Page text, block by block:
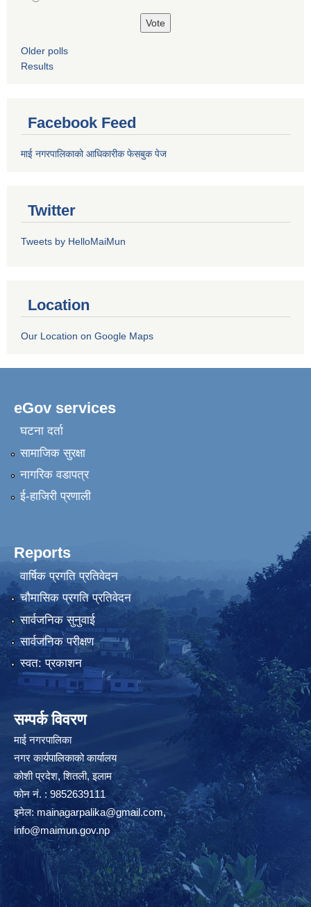
Older polls
Results
Facebook Feed
माई नगरपालिकाको आधिकारीक फेसबुक पेज
Twitter
Tweets by HelloMaiMun
Location
Our Location on Google Maps
eGov services
घटना दर्ता
सामाजिक सुरक्षा
नागरिक वडापत्र
ई-हाजिरी प्रणाली
Reports
वार्षिक प्रगति प्रतिवेदन
चौमासिक प्रगति प्रतिवेदन
सार्वजनिक सुनुवाई
सार्वजनिक परीक्षण
स्वत: प्रकाशन
सम्पर्क विवरण
माई नगरपालिका
नगर कार्यपालिकाको कार्यालय
कोशी प्रदेश, शितली, इलाम
फोन नं. : 9852639111
इमेल:mainagarpalika@gmail.com,
info@maimun.gov.np